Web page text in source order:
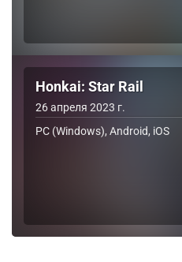
Honkai: Star Rail
26 апреля 2023 г.
PC (Windows), Android, iOS